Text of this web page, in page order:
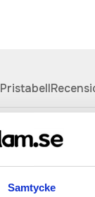
Samtycke
Pristabell